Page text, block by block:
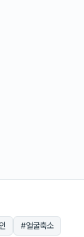
#얼굴축소